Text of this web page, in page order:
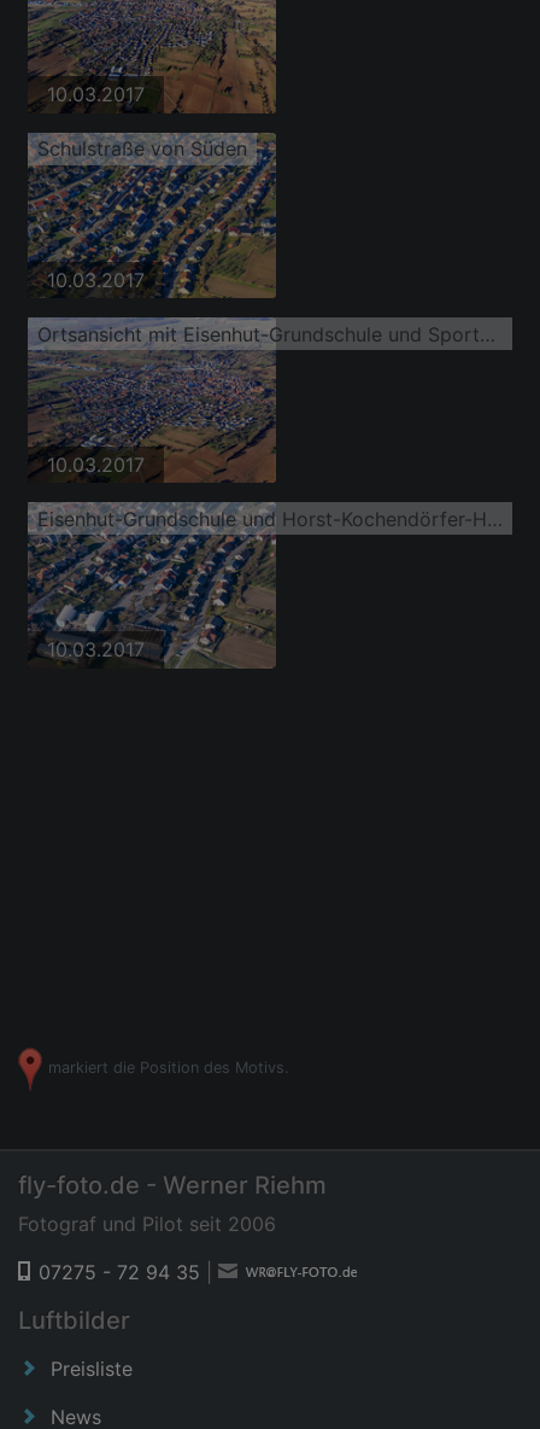
10.03.2017
Schulstraße von Süden
10.03.2017
Ortsansicht mit Eisenhut-Grundschule und Sportplatz des TV Unteröwisheim 1900 e.V. von Süden
10.03.2017
Eisenhut-Grundschule und Horst-Kochendörfer-Halle Unteröwisheim
10.03.2017
markiert die Position des Motivs.
fly-foto.de - Werner Riehm
Fotograf und Pilot seit 2006
07275 - 72 94 35
Luftbilder
Preisliste
News